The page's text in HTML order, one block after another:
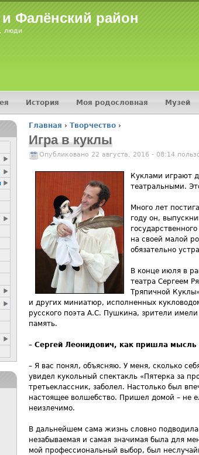
Фалёнский район
люди
Вы здесь
Главная › Творчество ›
Игра в куклы
Опубликовано 22 августа, 2016 - 08:14
Куклами играют
театральными.
Много лет
году он,
на своей малой
обязательно
В конце июля в
театра Сергеем
Тряпичной
и других миниатюр, исполненных
русского поэта А.С. Пушкина, зрители
память.
– Сергей Леонидович, как пришла мысль
– Я вас понял, объясняю. У меня, сколько
увидел кукольный спектакль «Пятерка за
третьеклассник, заболел. Настолько был
настоящее волшебство. Пришел домой – не
неизлечимо.
В дальнейшем сама жизнь словно
незабываемая и самая значимая была для
мой профессиональный выбор, был
История Моя родословная Музей